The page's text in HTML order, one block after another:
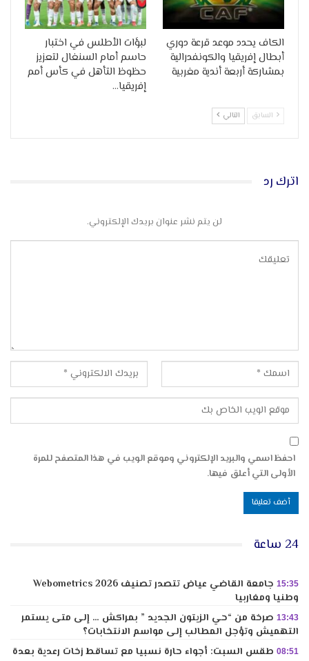
الكاف يحدد موعد قرعة دوري
أبطال إفريقيا والكونفدرالية
بمشاركة أربعة أندية مغربية
لبؤات الأطلس في اختبار
حاسم أمام السنغال لتعزيز
حظوظ التأهل في كأس أمم
إفريقيا…
السابق التالي
اترك رد
لن يتم نشر عنوان بريدك الإلكتروني.
احفظ اسمي والبريد الإلكتروني وموقع الويب في هذا المتصفح للمرة
الأولى التي أعلق فيها.
24 ساعة
15:35
جامعة القاضي عياض تتصدر تصنيف Webometrics 2026
وطنيا ومغاربيا
13:43 صرخة من “حي الزيتون الجديد ” بمراكش … إلى متى يستمر
التهميش وتؤجل المطالب إلى مواسم الانتخابات؟
08:51 طقس السبت: أجواء حارة نسبيا مع تساقط زخات رعدية بعدة